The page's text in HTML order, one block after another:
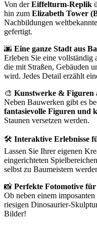
Von derEiffelturm-Replik
hin zum Elizabeth Tower
Nachbildungen
gefertigt.
🌆 Eine ganze Stadt aus
Erleben Sie eine vollständig
die mit Straßen, Gebäuden
wird. Jedes Detail erzählt
🎨 Kunstwerke & Figuren
Neben Bauwerken gibt es
fantasievolle Figuren und
Staunen versetzen werden.
🛠 Interaktive Erlebnisse
Lassen Sie Ihrer eigenen
eingerichteten
selbst zu Baumeistern
📸 Perfekte Fotomotive
Ob neben einem
riesigen Dinosaurier-
Bilder!